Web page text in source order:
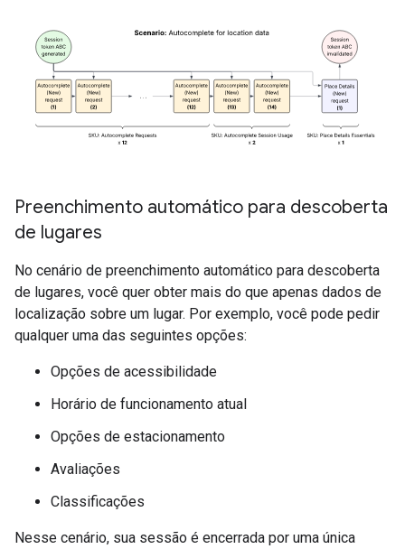
Preenchimento automático para descoberta
de lugares
No cenário de preenchimento automático para descoberta
de lugares, você quer obter mais do que apenas dados de
localização sobre um lugar. Por exemplo, você pode pedir
qualquer uma das seguintes opções:
Opções de acessibilidade
Horário de funcionamento atual
Opções de estacionamento
Avaliações
Classificações
Nesse cenário, sua sessão é encerrada por uma única